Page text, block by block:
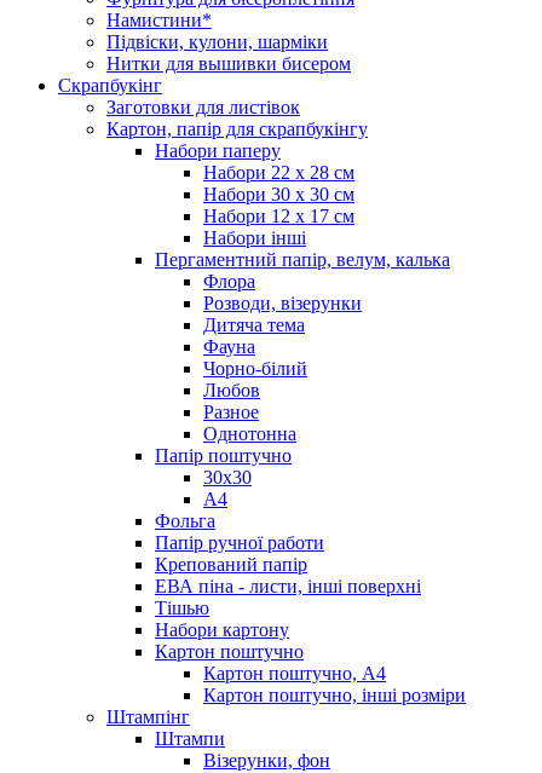
Намистини*
Підвіски, кулони, шарміки
Нитки для вышивки бисером
Скрапбукінг
Заготовки для листівок
Картон, папір для скрапбукінгу
Набори паперу
Набори 22 х 28 см
Набори 30 х 30 см
Набори 12 х 17 см
Набори інші
Пергаментний папір, велум, калька
Флора
Розводи, візерунки
Дитяча тема
Фауна
Чорно-білий
Любов
Разное
Однотонна
Папір поштучно
30х30
А4
Фольга
Папір ручної работи
Крепований папір
ЕВА піна - листи, інші поверхні
Тішью
Набори картону
Картон поштучно
Картон поштучно, А4
Картон поштучно, інші розміри
Штампінг
Штампи
Візерунки, фон